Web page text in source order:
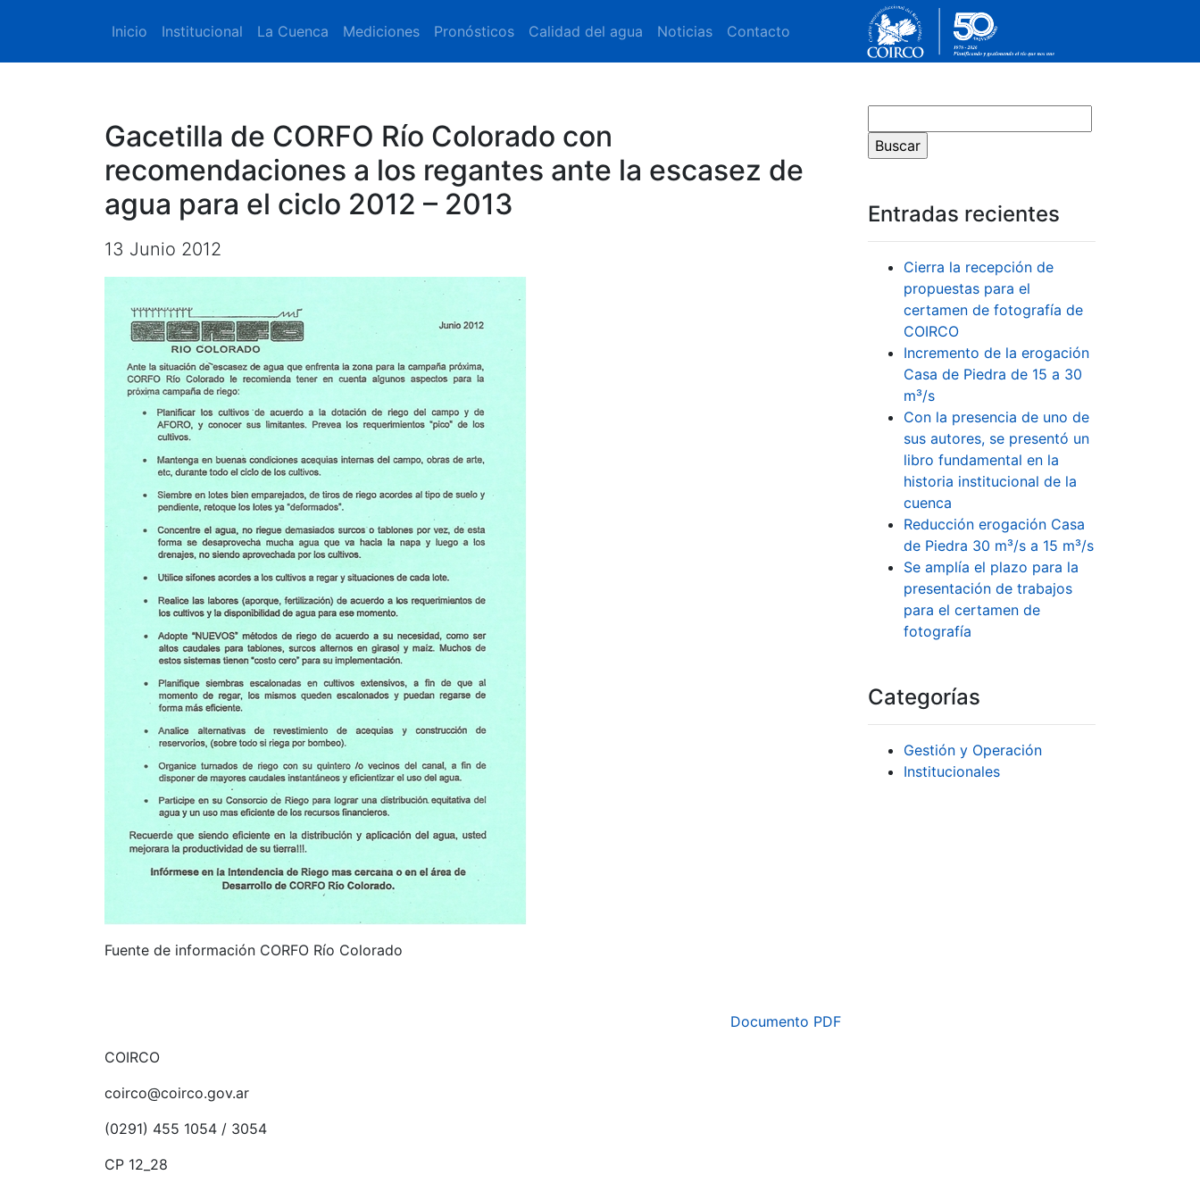
Inicio Institucional La Cuenca Mediciones Pronósticos Calidad del agua Noticias Contacto
Gacetilla de CORFO Río Colorado con
recomendaciones a los regantes ante la escasez de
agua para el ciclo 2012 – 2013
13 Junio 2012
Fuente de información CORFO Río Colorado
Documento PDF
COIRCO
coirco@coirco.gov.ar
(0291) 455 1054 / 3054
CP 12_28
Entradas recientes
Cierra la recepción de
propuestas para el
certamen de fotografía de
COIRCO
Incremento de la erogación
Casa de Piedra de 15 a 30
m³/s
Con la presencia de uno de
sus autores, se presentó un
libro fundamental en la
historia institucional de la
cuenca
Reducción erogación Casa
de Piedra 30 m³/s a 15 m³/s
Se amplía el plazo para la
presentación de trabajos
para el certamen de
fotografía
Categorías
Gestión y Operación
Institucionales